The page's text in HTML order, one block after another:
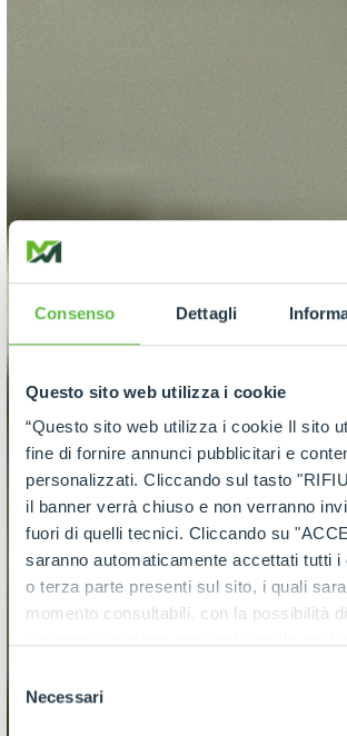
Consenso Dettagli
Questo sito web utilizza i cookie
“Questo sito web utilizza i cookie Il sito
fine di fornire annunci pubblicitari e
personalizzati. Cliccando sul tasto
il banner verrà chiuso e non verranno
fuori di quelli tecnici. Cliccando su
saranno automaticamente accettati tutti i
o terza parte presenti sul sito, i quali
momento consultabili, con la possibilità
ogni pagina, selezionare "Modifichi il suo
delNecessari